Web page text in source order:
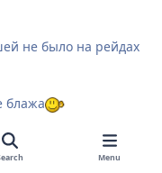
не было на рейдах
блажа
склепал темку про
на некров, а
Menu